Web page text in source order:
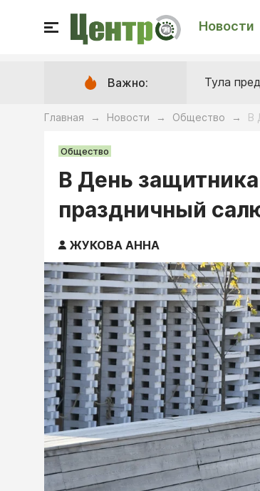
Новости
Важно: Тула
Главная → Новости → Общество → В
Общество
В День
праздничный
ЖУКОВА АННА